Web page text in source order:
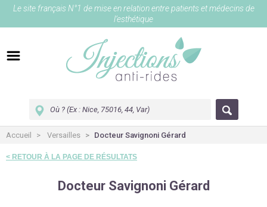
Le site français N°1 de mise en relation entre patients et médecins de
l’esthétique
Accueil Versailles Docteur Savignoni Gérard
< RETOUR À LA PAGE DE RÉSULTATS
Docteur Savignoni Gérard